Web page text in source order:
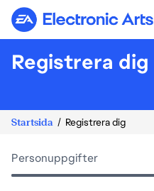
Electronic Arts
Registrera dig
Startsida Registrera dig
Personuppgifter